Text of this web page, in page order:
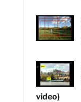
video)